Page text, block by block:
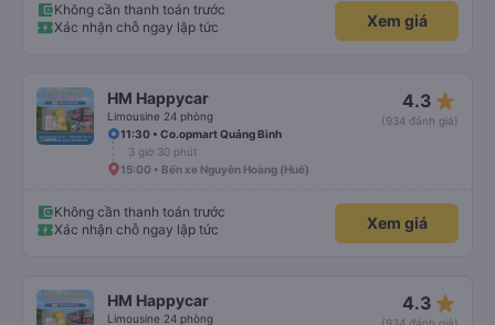
Không cần thanh toán trước
Xác nhận chỗ ngay lập tức
Xem giá
HM Happycar
Limousine 24 phòng
4.3 star_rate
(934 đánh giá)
11:30 • Co.opmart Quảng Bình
3 giờ 30 phút
15:00 • Bến xe Nguyễn Hoàng (Huế)
Không cần thanh toán trước
Xác nhận chỗ ngay lập tức
Xem giá
HM Happycar
Limousine 24 phòng
4.3 star_rate